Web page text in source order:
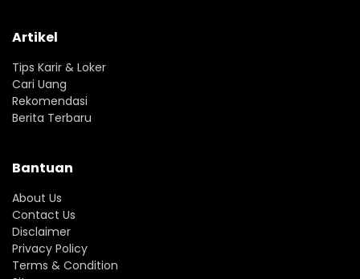
Artikel
Tips Karir & Loker
Cari Uang
Rekomendasi
Berita Terbaru
Bantuan
About Us
Contact Us
Disclaimer
Privacy Policy
Terms & Condition